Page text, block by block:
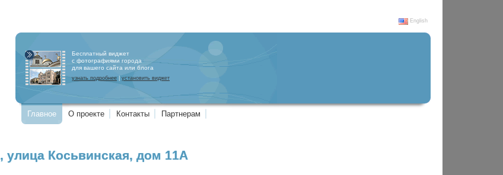
English
Бесплатный виджет
с фотографиями города
для вашего сайта или блога
узнать подробнее установить виджет
Главное О проекте Контакты
Партнерам
, улица Косьвинская, дом 11А